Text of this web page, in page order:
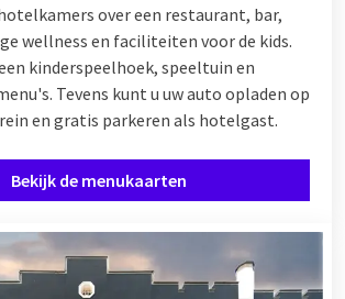
over een restaurant, bar,
wellness en faciliteiten voor de kids.
kinderspeelhoek, speeltuin en
Tevens kunt u uw auto opladen op
en gratis parkeren als hotelgast.
Bekijk de menukaarten